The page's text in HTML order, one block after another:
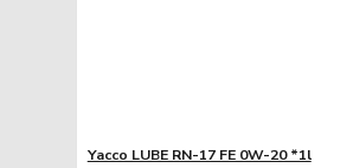
Yacco LUBE RN-17 FE 0W-20 *1l